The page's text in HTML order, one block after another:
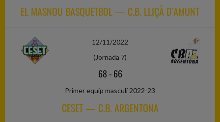
EL MASNOU BASQUETBOL — C.B. LLIÇÀ D’AMUNT
12/11/2022
(Jornada 7)
68-66
Primer equip masculí 2022-23
CESET — C.B. ARGENTONA